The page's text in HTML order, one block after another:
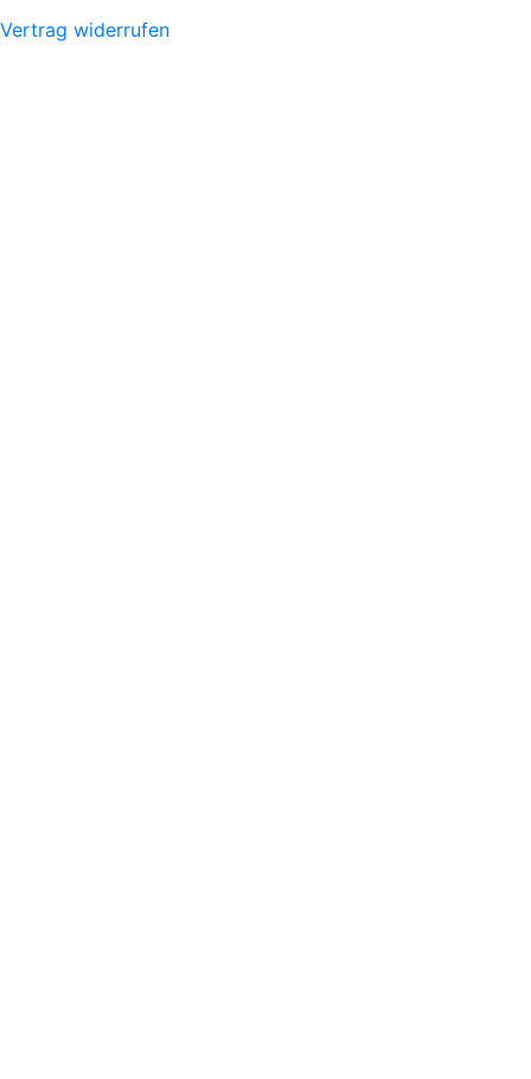
Vertrag widerrufen